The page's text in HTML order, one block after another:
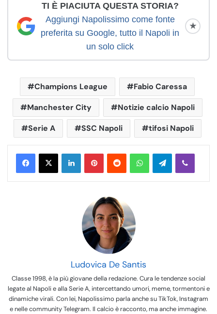
TI È PIACIUTA QUESTA STORIA?
Aggiungi Napolissimo come fonte
preferita su Google, tutto il Napoli in
un solo click
★
Champions League Fabio Caressa
Manchester City Notizie calcio Napoli
Serie A SSC Napoli tifosi Napoli
WhatsApp Telegram
Ludovica De Santis
Classe 1998, è la più giovane della redazione. Cura le tendenze social
legate al Napoli e alla Serie A, intercettando umori, meme, tormentoni e
dinamiche virali. Con lei, Napolissimo parla anche su TikTok, Instagram
e nelle community Telegram. Il calcio è racconto, ma anche immagine.